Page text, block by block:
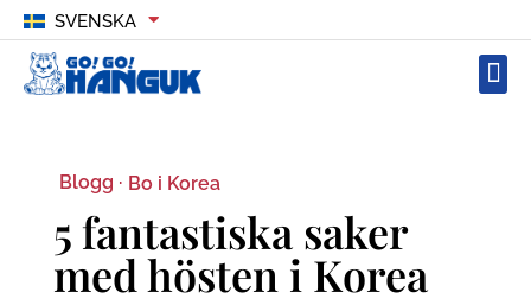
SVENSKA
Blogg · Bo i Korea
5 fantastiska saker
med hösten i Korea